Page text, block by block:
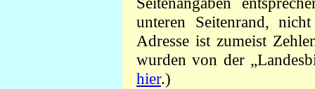
unteren Seitenrand,
Adresse ist zumeist
wurden von der
hier.)